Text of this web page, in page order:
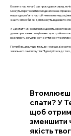
Кожен з нас хоча б раз прокидався серед ночі
можуть перетворити солодкий сон на
наше здоров'я та настрій не можна
знайти способи, які допоможуть відновити
У цій статті ми розглянемо десять
до використання спеціальних пристроїв —
важливість регулярності в рутині сну та
Поглибившись у цю тему, ви не лише
загального самопочуття. Підготуйтеся до
спати? У
щоб
зменшити
якість